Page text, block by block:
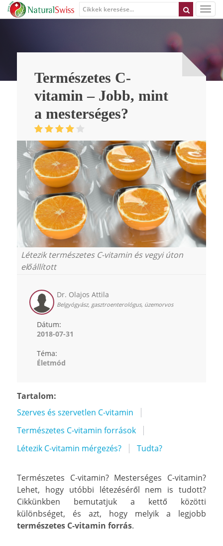
Természetes C-
vitamin – Jobb, mint
a mesterséges?
Létezik természetes C-vitamin és vegyi úton
előállított
Dr. Olajos Attila
Belgyógyász, gasztroenterológus, üzemorvos
Dátum:
2018-07-31
Téma:
Életmód
Tartalom:
Szerves és szervetlen C-vitamin
Természetes C-vitamin források
Létezik C-vitamin mérgezés?
Tudta?
Természetes C-vitamin? Mesterséges C-vitamin?
Lehet, hogy utóbbi létezéséről nem is tudott?
Cikkünkben bemutatjuk a kettő közötti
különbséget, és azt, hogy melyik a legjobb
természetes C-vitamin forrás.